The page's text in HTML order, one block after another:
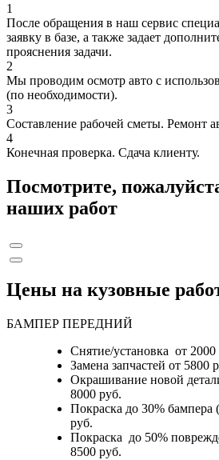
1
После обращения в наш сервис
заявку в базе, а также задает
прояснения задачи.
2
Мы проводим осмотр авто с
(по необходимости).
3
Составление рабочей сметы. Ремонт
4
Конечная проверка. Сдача клиенту.
Посмотрите,
наших работ
Цены на кузовные
БАМПЕР ПЕРЕДНИЙ
Снятие/установка от 2000
Замена запчастей от 5800
Окрашивание новой
8000 руб.
Покраска до 30% бампера
руб.
Покраска до 50%
8500 руб.